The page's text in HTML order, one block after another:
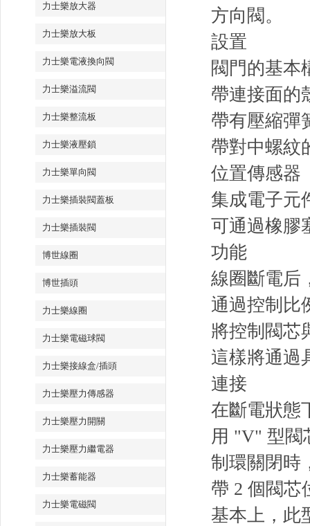
力士樂放大器
力士樂放大板
力士樂電液換向閥
力士樂溢流閥
力士樂整流板
力士樂液壓鎖
力士樂單向閥
力士樂插裝閥蓋板
力士樂插裝閥
博世線圈
博世插頭
力士樂線圈
力士樂電磁球閥
力士樂接線盒/插頭
力士樂壓力傳感器
力士樂壓力開關
力士樂壓力繼電器
力士樂蓄能器
力士樂電磁閥
方向閥。
設置
閥門的基本
帶連接面的
帶有壓縮彈
帶對中螺紋
位置傳感器
集成電子元
可通過橡膠
功能
線圈斷電后
通過控制比
將控制閥芯
這樣將通過
連接
在斷電狀態
用 "V" 型閥
制環關閉時
帶 2 個閥
基本上，此